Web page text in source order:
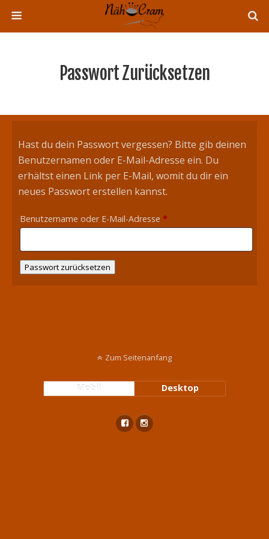
Passwort Zurücksetzen
Hast du dein Passwort vergessen? Bitte gib deinen
Benutzernamen oder E-Mail-Adresse ein. Du
erhältst einen Link per E-Mail, womit du dir ein
neues Passwort erstellen kannst.
Benutzername oder E-Mail-Adresse *
Passwort zurücksetzen
Zum Seitenanfang
Mobil Desktop